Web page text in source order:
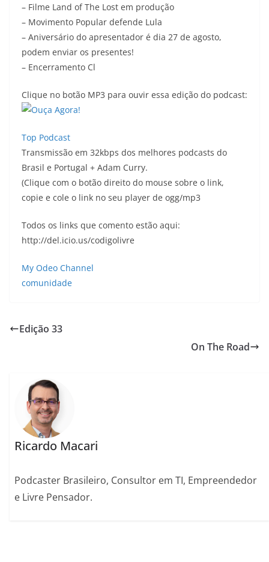
– Filme Land of The Lost em produção
– Movimento Popular defende Lula
– Aniversário do apresentador é dia 27 de agosto,
podem enviar os presentes!
– Encerramento Cl
Clique no botão MP3 para ouvir essa edição do podcast:
Top Podcast
Transmissão em 32kbps dos melhores podcasts do
Brasil e Portugal + Adam Curry.
(Clique com o botão direito do mouse sobre o link,
copie e cole o link no seu player de ogg/mp3
Todos os links que comento estão aqui:
http://del.icio.us/codigolivre
My Odeo Channel
comunidade
Edição 33
On The Road
Ricardo Macari
Podcaster Brasileiro, Consultor em TI, Empreendedor
e Livre Pensador.